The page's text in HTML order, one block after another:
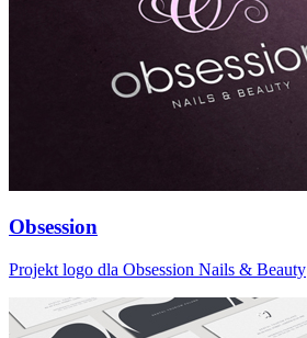
Obsession
Projekt logo dla Obsession Nails & Beauty